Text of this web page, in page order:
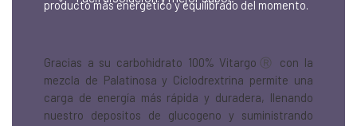
producto más energetico y equilibrado del momento.
Gracias a su carbohidrato 100% Vitargo Ⓡ
con la
mezcla de Palatinosa y Ciclodrextrina permite una
carga de energía más rápida y duradera, llenando
nuestro depositos de glucogeno y suministrando